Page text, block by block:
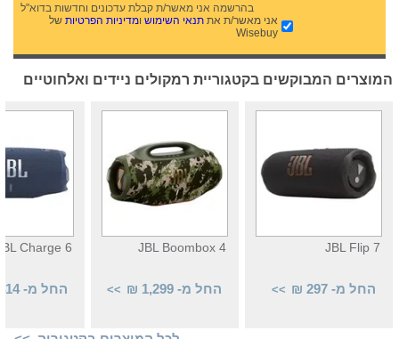
בהרשמה אני מאשר/ת קבלת עדכונים וחדשות בדוא"ל
אני מאשר/ת את תנאי השימושומדיניות הפרטיותשל
Wisebuy
המוצרים המבוקשים בקטגוריית רמקולים ניידים ואלחוטיים
JBL Flip 7
החל מ- 297 ₪ >>
JBL Boombox 4
החל מ- 1,299 ₪ >>
Charge 6
החל מ- 414 ₪